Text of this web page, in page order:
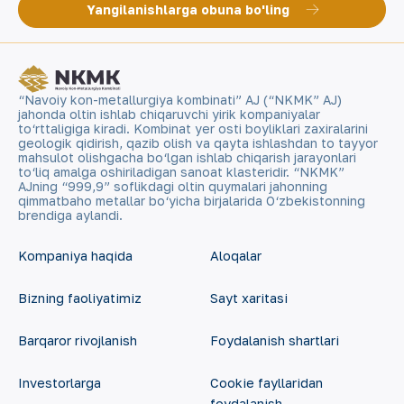
Yangilanishlarga obuna bo'ling
“Navoiy kon-metallurgiya kombinati” AJ (“NKMK” AJ)
jahonda oltin ishlab chiqaruvchi yirik kompaniyalar
to‘rttaligiga kiradi. Kombinat yer osti boyliklari zaxiralarini
geologik qidirish, qazib olish va qayta ishlashdan to tayyor
mahsulot olishgacha bo‘lgan ishlab chiqarish jarayonlari
to‘liq amalga oshiriladigan sanoat klasteridir. “NKMK”
AJning “999,9” soflikdagi oltin quymalari jahonning
qimmatbaho metallar bo‘yicha birjalarida O‘zbekistonning
brendiga aylandi.
Kompaniya haqida
Bizning faoliyatimiz
Barqaror rivojlanish
Investorlarga
Aloqalar
Sayt xaritasi
Foydalanish shartlari
Cookie fayllaridan